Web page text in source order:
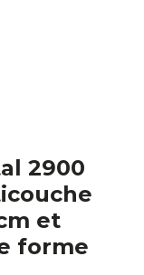
2900
et
forme